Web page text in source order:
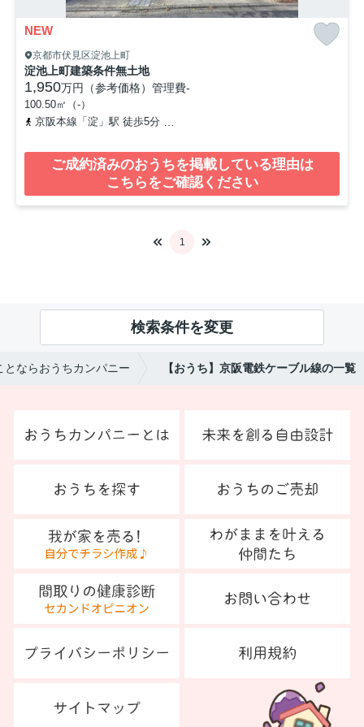
NEW
京都市伏見区淀池上町
淀池上町建築条件無土地
1,950万円（参考価格） 管理費-
100.50㎡（-）
京阪本線「淀」駅 徒歩5分
ご成約済みのおうちを掲載している理由は
こちらをご確認ください
1
検索条件を変更
とならおうちカンパニー 【おうち】京阪電鉄ケーブル線の一覧